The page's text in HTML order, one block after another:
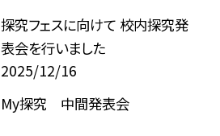
探究フェスに向けて 校内探究発
表会を行いました
2025/12/16
My探究 中間発表会